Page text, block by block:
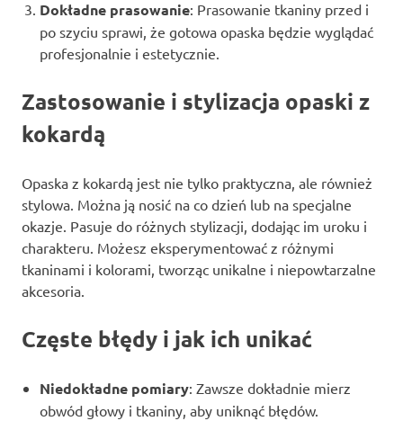
Dokładne prasowanie: Prasowanie tkaniny przed i
po szyciu sprawi, że gotowa opaska będzie wyglądać
profesjonalnie i estetycznie.
Zastosowanie i stylizacja opaski z
kokardą
Opaska z kokardą jest nie tylko praktyczna, ale również
stylowa. Można ją nosić na co dzień lub na specjalne
okazje. Pasuje do różnych stylizacji, dodając im uroku i
charakteru. Możesz eksperymentować z różnymi
tkaninami i kolorami, tworząc unikalne i niepowtarzalne
akcesoria.
Częste błędy i jak ich unikać
Niedokładne pomiary: Zawsze dokładnie mierz
obwód głowy i tkaniny, aby uniknąć błędów.